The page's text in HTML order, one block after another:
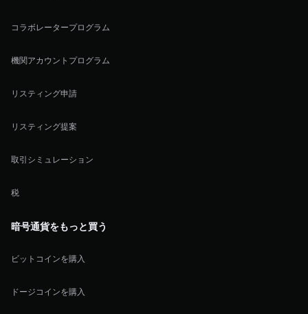
コラボレータープログラム
機関アカウントプログラム
リスティング申請
リスティング提案
取引シミュレーション
税
暗号通貨をもっと買う
ビットコインを購入
ドージコインを購入